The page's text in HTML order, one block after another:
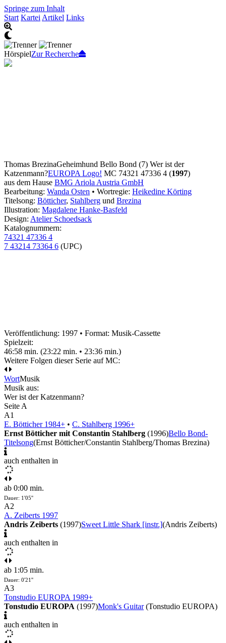
Springe zum Inhalt
Start Kartei Artikel Links
HörspielZur Recherche
Thomas BrezinaGeheimhund Bello Bond (7) Wer ist der
Katzenmann?EUROPA Logo! MC 74321 47336 4 (1997)
aus dem Hause BMG Ariola Austria GmbH
Bearbeitung: Wanda Osten • Wortregie: Heikedine Körting
Titelsong: Bötticher, Stahlberg und Brezina
Illustration: Magdalene Hanke-Basfeld
Design: Atelier Schoedsack
Katalognummern:
74321 47336 4
7 43214 73364 6 (UPC)
Veröffentlichung: 1997 • Format: Musik-Cassette
Spielzeit:
46:58 min. (23:22 min. • 23:36 min.)
Weitere Folgen dieser Serie auf MC:
WortMusik
Musik aus:
Wer ist der Katzenmann?
Seite A
A1
E. Bötticher 1984+ • C. Stahlberg 1996+
Ernst Bötticher mit Constantin Stahlberg (1996)Bello Bond-
Titelsong(Ernst Bötticher/Constantin Stahlberg/Thomas Brezina)
auch enthalten in
ab 0:00 min.
Dauer: 1'05''
A2
A. Zeiberts 1997
Andris Zeiberts (1997)Sweet Little Shark [instr.](Andris Zeiberts)
auch enthalten in
ab 1:05 min.
Dauer: 0'21''
A3
Tonstudio EUROPA 1989+
Tonstudio EUROPA (1997)Monk's Guitar (Tonstudio EUROPA)
auch enthalten in